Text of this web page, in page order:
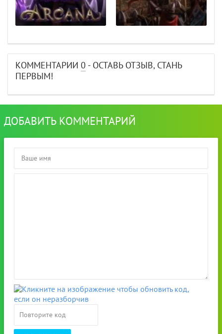
КОММЕНТАРИИ 0 - ОСТАВЬ ОТЗЫВ, СТАНЬ
ПЕРВЫМ!
ДОБАВИТЬ КОММЕНТАРИЙ